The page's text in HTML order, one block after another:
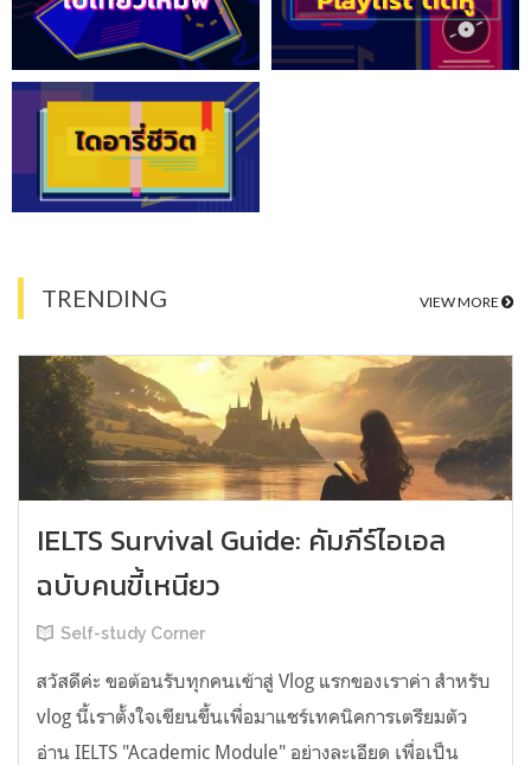
TRENDING VIEW MORE
IELTS Survival Guide: คัมภีร์ไอเอล
ฉบับคนขี้เหนียว
Self-study Corner
สวัสดีค่ะ ขอต้อนรับทุกคนเข้าสู่ Vlog แรกของเราค่า สำหรับ
vlog นี้เราตั้งใจเขียนขึ้นเพื่อมาแชร์เทคนิคการเตรียมตัว
อ่าน IELTS "Academic Module" อย่างละเอียด เพื่อเป็น